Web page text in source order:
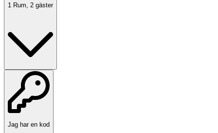
1 Rum 2 gäster
Jag har en kod